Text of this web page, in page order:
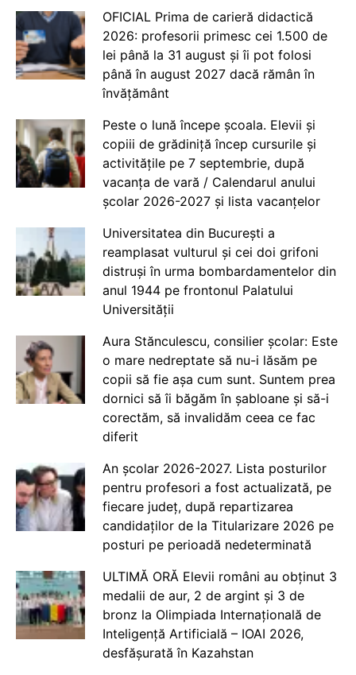
OFICIAL Prima de carieră didactică
2026: profesorii primesc cei 1.500 de
lei până la 31 august și îi pot folosi
până în august 2027 dacă rămân în
învățământ
Peste o lună începe școala. Elevii și
copiii de grădiniță încep cursurile și
activitățile pe 7 septembrie, după
vacanța de vară / Calendarul anului
școlar 2026-2027 și lista vacanțelor
Universitatea din București a
reamplasat vulturul și cei doi grifoni
distruși în urma bombardamentelor din
anul 1944 pe frontonul Palatului
Universității
Aura Stănculescu, consilier școlar: Este
o mare nedreptate să nu-i lăsăm pe
copii să fie așa cum sunt. Suntem prea
dornici să îi băgăm în șabloane și să-i
corectăm, să invalidăm ceea ce fac
diferit
An școlar 2026-2027. Lista posturilor
pentru profesori a fost actualizată, pe
fiecare județ, după repartizarea
candidaților de la Titularizare 2026 pe
posturi pe perioadă nedeterminată
ULTIMĂ ORĂ Elevii români au obținut 3
medalii de aur, 2 de argint și 3 de
bronz la Olimpiada Internațională de
Inteligență Artificială – IOAI 2026,
desfășurată în Kazahstan